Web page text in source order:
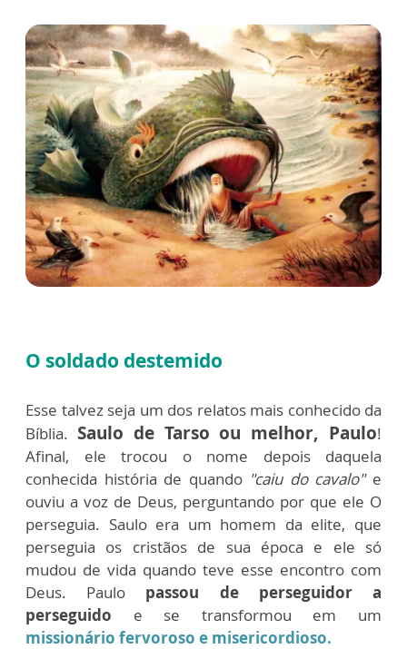
O soldado destemido
Esse talvez seja um dos relatos mais conhecido da
Bíblia. Saulo de Tarso ou melhor, Paulo!
Afinal, ele trocou o nome depois daquela
conhecida história de quando "caiu do cavalo" e
ouviu a voz de Deus, perguntando por que ele O
perseguia. Saulo era um homem da elite, que
perseguia os cristãos de sua época e ele só
mudou de vida quando teve esse encontro com
Deus. Paulo passou de perseguidor a
perseguido e se transformou em um
missionário fervoroso e misericordioso.